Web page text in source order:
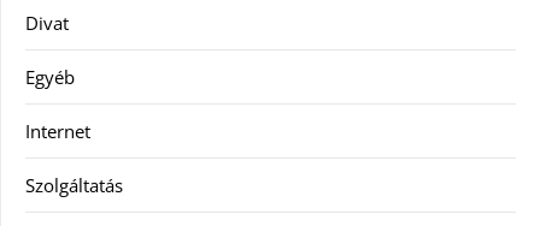
Divat
Egyéb
Internet
Szolgáltatás